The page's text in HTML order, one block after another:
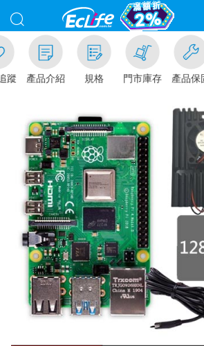
蹤 產品介紹 規格 門市庫存 產品保